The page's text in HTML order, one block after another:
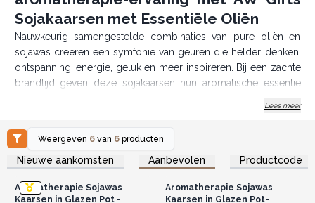
Sojakaarsen met Essentiële Oliën
Nauwkeurig samengestelde combinaties van pure oliën en
sojawas creëren een symfonie van geuren die helder denken,
ontspanning, energie, geluk en meer inspireren. Bij een zachte
brandtijd geven deze sojakaarsen hun aromatische essentie
Zowel klassiek als modern, voegen deze met essentiële oliën
verrijkte sojakaarsen een vleugje elegantie toe aan elke setting
en verleiden klanten met hun visuele aantrekkingskracht en
zijn ze kant-en-klare attenties voor elke gelegenheid.
Lees meer
Weergeven 6 van 6 producten
Nieuwe aankomsten Aanbevolen Productcode
Log in of registreer u voor
groothandelsprijzen.
Aromatherapie Sojawas
Kaarsen in Glazen Pot -
Log in of registreer u voor
groothandelsprijzen.
Aromatherapie Sojawas
Kaarsen in Glazen Pot-